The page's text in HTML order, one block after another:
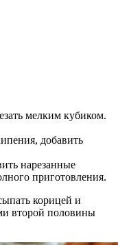
мелким кубиком.
добавить
нарезанные
приготовления.
корицей и
второй половины